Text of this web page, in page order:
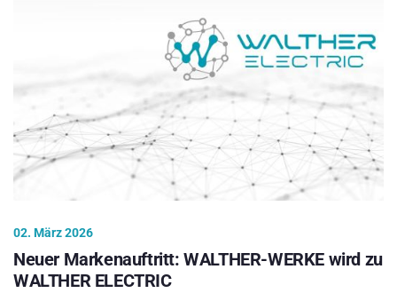
02. März 2026
Neuer Markenauftritt: WALTHER-WERKE wird zu
WALTHER ELECTRIC